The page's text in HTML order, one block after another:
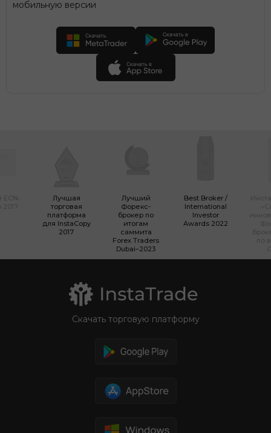
мобильную версии
Лучшая
торговая
платформа
для InstaCopy
2017
Лучший
Форекс-
брокер по
итогам
саммита
Forex Traders
Dubai–2023
Best Broker /
International
Investor
Awards 2022
Скачать торговую платформу